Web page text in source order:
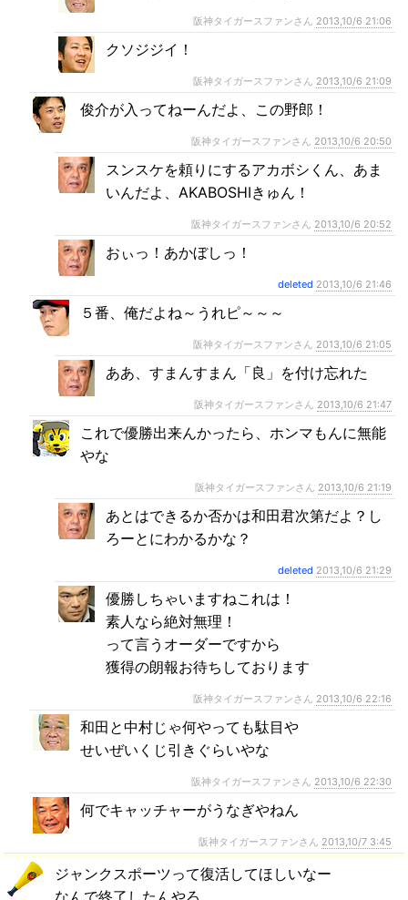
阪神タイガースファンさん 2013,10/6 21:06
クソジジイ！
阪神タイガースファンさん 2013,10/6 21:09
俊介が入ってねーんだよ、この野郎！
阪神タイガースファンさん 2013,10/6 20:50
スンスケを頼りにするアカボシくん、あま
いんだよ、AKABOSHIきゅん！
阪神タイガースファンさん 2013,10/6 20:52
おぃっ！あかぼしっ！
deleted 2013,10/6 21:46
５番、俺だよね～うれピ～～～
阪神タイガースファンさん 2013,10/6 21:05
ああ、すまんすまん「良」を付け忘れた
阪神タイガースファンさん 2013,10/6 21:47
これで優勝出来んかったら、ホンマもんに無能
やな
阪神タイガースファンさん 2013,10/6 21:19
あとはできるか否かは和田君次第だよ？し
ろーとにわかるかな？
deleted 2013,10/6 21:29
優勝しちゃいますねこれは！
素人なら絶対無理！
って言うオーダーですから
獲得の朗報お待ちしております
阪神タイガースファンさん 2013,10/6 22:16
和田と中村じゃ何やっても駄目や
せいぜいくじ引きぐらいやな
阪神タイガースファンさん 2013,10/6 22:30
何でキャッチャーがうなぎやねん
阪神タイガースファンさん 2013,10/7 3:45
ジャンクスポーツって復活してほしいなー